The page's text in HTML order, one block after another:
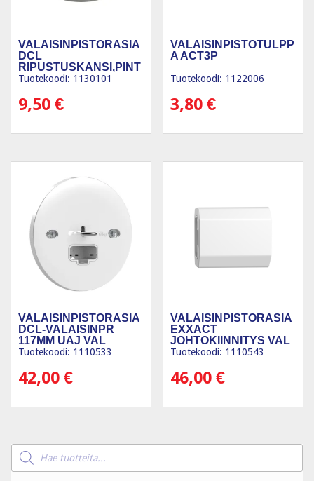
VALAISINPISTORASIA
DCL
RIPUSTUSKANSI,PINT
A-AS. HF
Tuotekoodi: 1130101
9,50 €
VALAISINPISTOTULPP
A ACT3P
Tuotekoodi: 1122006
3,80€
VALAISINPISTORASIA
DCL-VALAISINPR
117MM UAJ VAL
(5KPL)
Tuotekoodi: 1110533
42,00 €
VALAISINPISTORASIA
EXXACT
JOHTOKIINNITYS VAL
(5KPL)
Tuotekoodi: 1110543
46,00€
Products
search